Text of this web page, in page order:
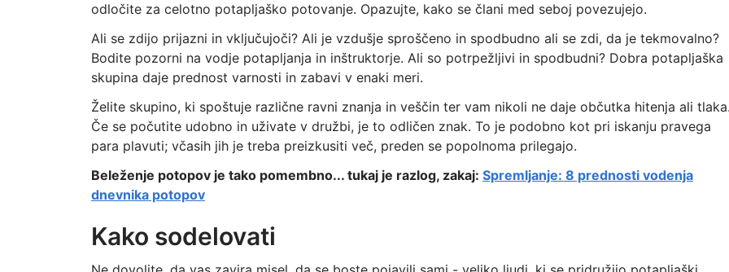
odločite za celotno potapljaško potovanje. Opazujte, kako se člani med seboj povezujejo.
Ali se zdijo prijazni in vključujoči? Ali je vzdušje sproščeno in spodbudno ali se zdi, da je tekmovalno?
Bodite pozorni na vodje potapljanja in inštruktorje. Ali so potrpežljivi in spodbudni? Dobra potapljaška
skupina daje prednost varnosti in zabavi v enaki meri.
Želite skupino, ki spoštuje različne ravni znanja in veščin ter vam nikoli ne daje občutka hitenja ali
Če se počutite udobno in uživate v družbi, je to odličen znak. To je podobno kot pri iskanju pravega
para plavuti; včasih jih je treba preizkusiti več, preden se popolnoma prilegajo.
Beleženje potopov je tako pomembno... tukaj je razlog, zakaj: Spremljanje: 8 prednosti vodenja
dnevnika potopov
Kako sodelovati